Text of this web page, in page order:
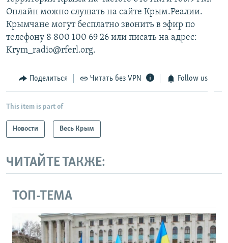
Онлайн можно слушать на сайте Крым.Реалии.
Крымчане могут бесплатно звонить в эфир по
телефону 8 800 100 69 26 или писать на адрес:
Krym_radio@rferl.org.
Поделиться Читать без VPN Follow us
This item is part of
Новости Весь Крым
ЧИТАЙТЕ ТАКЖЕ:
ТОП-ТЕМА